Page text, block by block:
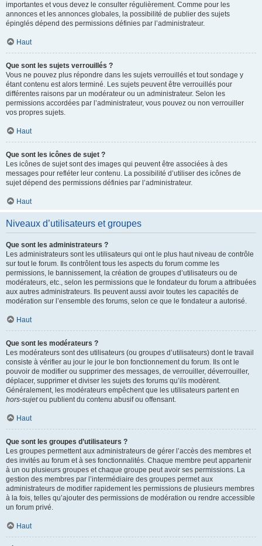
importantes et vous devez le consulter régulièrement. Comme pour les
annonces et les annonces globales, la possibilité de publier des sujets
épinglés dépend des permissions définies par l’administrateur.
Haut
Que sont les sujets verrouillés ?
Vous ne pouvez plus répondre dans les sujets verrouillés et tout sondage y
étant contenu est alors terminé. Les sujets peuvent être verrouillés pour
différentes raisons par un modérateur ou un administrateur. Selon les
permissions accordées par l’administrateur, vous pouvez ou non verrouiller
vos propres sujets.
Haut
Que sont les icônes de sujet ?
Les icônes de sujet sont des images qui peuvent être associées à des
messages pour refléter leur contenu. La possibilité d’utiliser des icônes de
sujet dépend des permissions définies par l’administrateur.
Haut
Niveaux d’utilisateurs et groupes
Que sont les administrateurs ?
Les administrateurs sont les utilisateurs qui ont le plus haut niveau de contrôle
sur tout le forum. Ils contrôlent tous les aspects du forum comme les
permissions, le bannissement, la création de groupes d’utilisateurs ou de
modérateurs, etc., selon les permissions que le fondateur du forum a attribuées
aux autres administrateurs. Ils peuvent aussi avoir toutes les capacités de
modération sur l’ensemble des forums, selon ce que le fondateur a autorisé.
Haut
Que sont les modérateurs ?
Les modérateurs sont des utilisateurs (ou groupes d’utilisateurs) dont le travail
consiste à vérifier au jour le jour le bon fonctionnement du forum. Ils ont le
pouvoir de modifier ou supprimer des messages, de verrouiller, déverrouiller,
déplacer, supprimer et diviser les sujets des forums qu’ils modèrent.
Généralement, les modérateurs empêchent que les utilisateurs partent en
hors-sujetou publient du contenu abusif ou offensant.
Haut
Que sont les groupes d’utilisateurs ?
Les groupes permettent aux administrateurs de gérer l’accès des membres et
des invités au forum et à ses fonctionnalités. Chaque membre peut appartenir
à un ou plusieurs groupes et chaque groupe peut avoir ses permissions. La
gestion des membres par l’intermédiaire des groupes permet aux
administrateurs de modifier rapidement les permissions de plusieurs membres
à la fois, telles qu’ajouter des permissions de modération ou rendre accessible
un forum privé.
Haut